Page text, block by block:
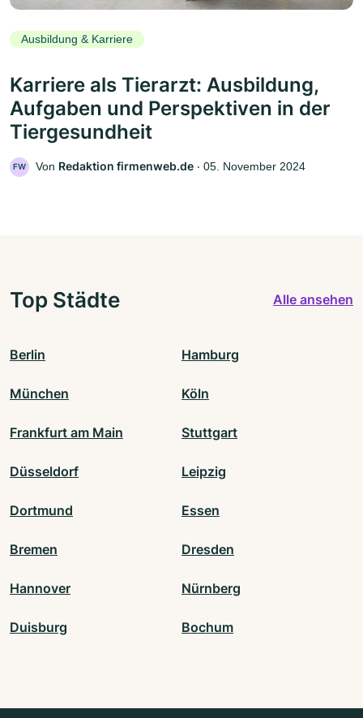
Ausbildung & Karriere
Karriere als Tierarzt: Ausbildung,
Aufgaben und Perspektiven in der
Tiergesundheit
FW Von Redaktion firmenweb.de ‧ 05. November 2024
Top Städte Alle ansehen
Berlin Hamburg
München Köln
Frankfurt am Main Stuttgart
Düsseldorf Leipzig
Dortmund Essen
Bremen Dresden
Hannover Nürnberg
Duisburg Bochum